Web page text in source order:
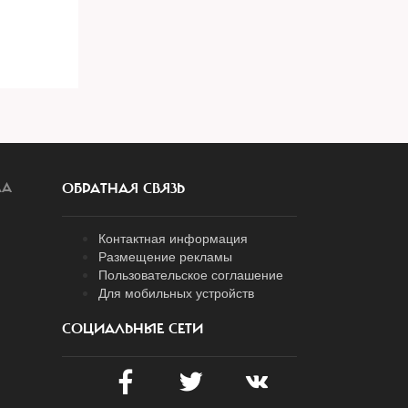
ОБРАТНАЯ СВЯЗЬ
Контактная информация
Размещение рекламы
Пользовательское соглашение
Для мобильных устройств
СОЦИАЛЬНЫЕ СЕТИ